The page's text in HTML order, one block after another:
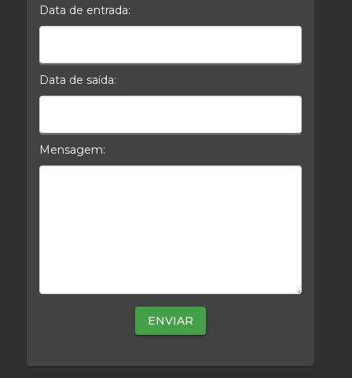
Data de entrada:
Data de saída:
Mensagem: